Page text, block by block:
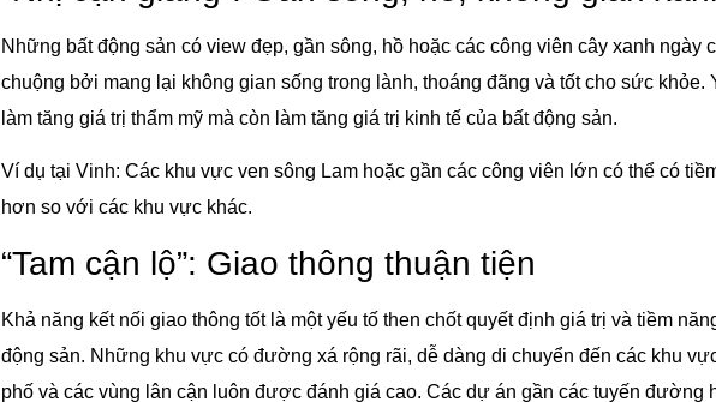
Những bất động sản có view đẹp, gần sông, hồ hoặc các công viên cây xanh ngày
chuộng bởi mang lại không gian sống trong lành, thoáng đãng và tốt cho sức khỏe.
làm tăng giá trị thẩm mỹ mà còn làm tăng giá trị kinh tế của bất động sản.
Ví dụ tại Vinh: Các khu vực ven sông Lam hoặc gần các công viên lớn có thể có
hơn so với các khu vực khác.
“Tam cận lộ”: Giao thông thuận tiện
Khả năng kết nối giao thông tốt là một yếu tố then chốt quyết định giá trị và tiềm
động sản. Những khu vực có đường xá rộng rãi, dễ dàng di chuyển đến các khu
phố và các vùng lân cận luôn được đánh giá cao. Các dự án gần các tuyến đường